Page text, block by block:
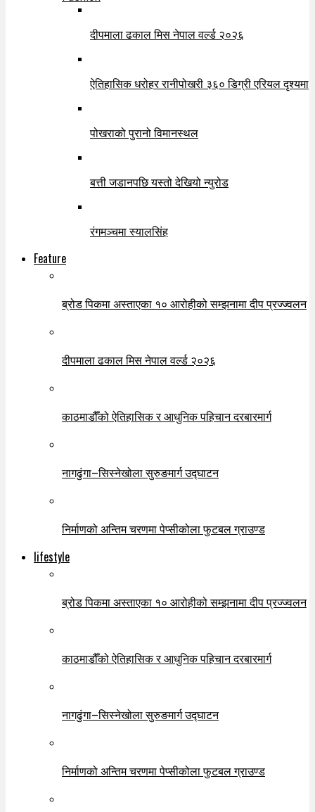
दीपमाला ढकाल मिस नेपाल वर्ल्ड २०२६
ऐतिहासिक धरोहर रानीपोखरी ३६० डिग्री एरियल दृश्यमा
पोखराको पुरानो विमानस्थल
बत्ती जडानपछि यस्तो देखियो न्युरोड
रंगमञ्चमा स्यालसिंह
Feature
ब्रोड पिकमा अस्ताएका १० आरोहीको सम्झनामा दीप प्रज्ज्वलन
दीपमाला ढकाल मिस नेपाल वर्ल्ड २०२६
काठमाडौँको ऐतिहासिक र आधुनिक पहिचान दरबारमार्ग
नागढुंगा–सिस्नेखोला सुरुङमार्ग उद्घाटन
निर्माणको अन्तिम चरणमा पेप्सीकोला फुटबल ग्राउण्ड
lifestyle
ब्रोड पिकमा अस्ताएका १० आरोहीको सम्झनामा दीप प्रज्ज्वलन
काठमाडौँको ऐतिहासिक र आधुनिक पहिचान दरबारमार्ग
नागढुंगा–सिस्नेखोला सुरुङमार्ग उद्घाटन
निर्माणको अन्तिम चरणमा पेप्सीकोला फुटबल ग्राउण्ड